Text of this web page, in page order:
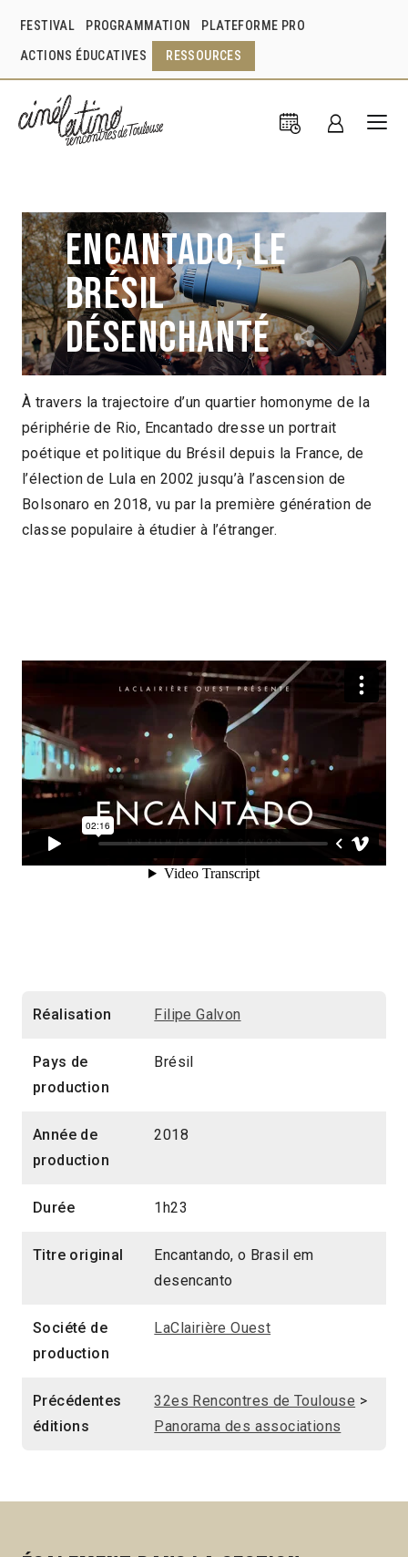
FESTIVAL PROGRAMMATION PLATEFORME PRO
ACTIONS ÉDUCATIVES RESSOURCES
Encantado, le
Brésil
désenchanté
Filipe Galvon Brésil 2018
1h23
2021 > Panorama des associations
2021 > Panorama des associations - Session
juin
À travers la trajectoire d’un quartier homonyme de la
périphérie de Rio, Encantado dresse un portrait
poétique et politique du Brésil depuis la France, de
l’élection de Lula en 2002 jusqu’à l’ascension de
Bolsonaro en 2018, vu par la première génération de
classe populaire à étudier à l’étranger.
Réalisation Filipe Galvon
Pays de
production
Brésil
Année de
production
2018
Durée 1h23
Titre original
Encantando, o Brasil em
desencanto
Société de
production
LaClairière Ouest
Précédentes
éditions
32es Rencontres de Toulouse >
Panorama des associations